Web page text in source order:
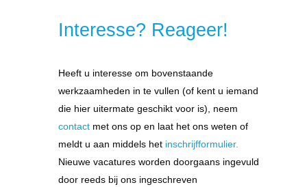
Interesse? Reageer!
Heeft u interesse om bovenstaande
werkzaamheden in te vullen (of kent u iemand
die hier uitermate geschikt voor is), neem
contact met ons op en laat het ons weten of
meldt u aan middels het inschrijfformulier.
Nieuwe vacatures worden doorgaans ingevuld
door reeds bij ons ingeschreven